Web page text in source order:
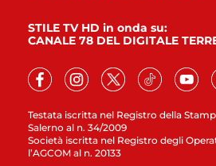
Testata iscritta nel Registro della
Salerno al n. 34/2009
Società iscritta nel Registro degli
l’AGCOM al n. 20133
STILE TV HD in onda su:
CANALE 78 DEL DIGITALE